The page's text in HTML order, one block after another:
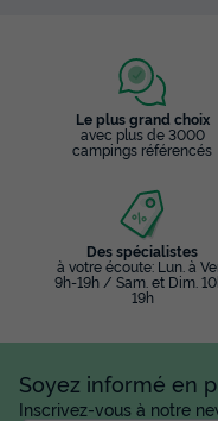
Le plus grand choix
avec plus de 3000
campings référencés
Des spécialistes
à votre écoute: Lun. à
9h-19h / Sam. et Dim.
19h
Soyez informé en
Inscrivez-vous à notre